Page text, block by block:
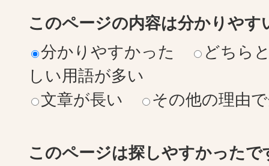
このページの内容は分かりやす
分かりやすかった
どちら
しい用語が多い
文章が長い
その他の理由
このページは探しやすかったで